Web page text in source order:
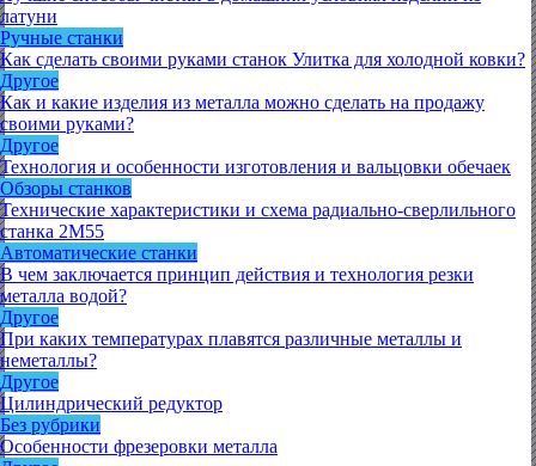
латуни
Ручные станки
Как сделать своими руками станок Улитка для холодной ковки?
Другое
Как и какие изделия из металла можно сделать на продажу
своими руками?
Другое
Технология и особенности изготовления и вальцовки обечаек
Обзоры станков
Технические характеристики и схема радиально-сверлильного
станка 2М55
Автоматические станки
В чем заключается принцип действия и технология резки
металла водой?
Другое
При каких температурах плавятся различные металлы и
неметаллы?
Другое
Цилиндрический редуктор
Без рубрики
Особенности фрезеровки металла